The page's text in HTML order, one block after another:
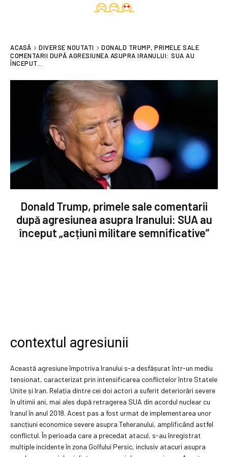
ACASĂ DIVERSE NOUTATI
DONALD TRUMP, PRIMELE SALE
COMENTARII DUPĂ AGRESIUNEA ASUPRA IRANULUI: SUA AU
ÎNCEPUT...
Donald Trump, primele sale comentarii
după agresiunea asupra Iranului: SUA au
început „acțiuni militare semnificative”
contextul agresiunii
Această agresiune împotriva Iranului s-a desfășurat într-un mediu
tensionat, caracterizat prin intensificarea conflictelor între Statele
Unite și Iran. Relația dintre cei doi actori a suferit deteriorări severe
în ultimii ani, mai ales după retragerea SUA din acordul nuclear cu
Iranul în anul 2018. Acest pas a fost urmat de implementarea unor
sancțiuni economice severe asupra Teheranului, amplificând astfel
conflictul. În perioada care a precedat atacul, s-au înregistrat
multiple incidente în zona Golfului Persic, inclusiv atacuri asupra